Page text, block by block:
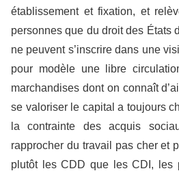
établissement et fixation, et
personnes que du droit des États
ne peuvent s’inscrire dans une
pour modèle une libre
marchandises dont on connaît
se valoriser le capital a toujours
la contrainte des acquis
rapprocher du travail pas cher et
plutôt les CDD que les CDI, les